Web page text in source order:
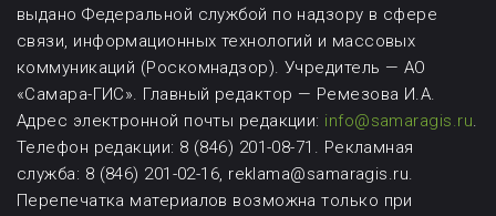
выдано Федеральной службой по надзору в сфере
связи, информационных технологий и массовых
коммуникаций (Роскомнадзор). Учредитель — АО
«Самара-ГИС». Главный редактор — Ремезова И.А.
Адрес электронной почты редакции: info@samaragis.ru.
Телефон редакции: 8 (846) 201-08-71. Рекламная
служба: 8 (846) 201-02-16, reklama@samaragis.ru.
Перепечатка материалов возможнатолько при